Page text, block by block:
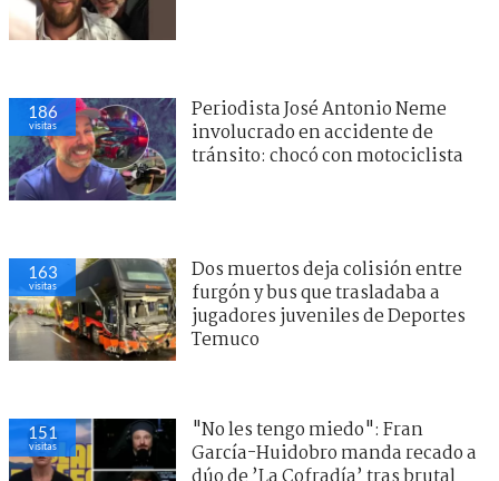
186
visitas
Periodista José Antonio Neme
involucrado en accidente de
tránsito: chocó con motociclista
163
visitas
Dos muertos deja colisión entre
furgón y bus que trasladaba a
jugadores juveniles de Deportes
Temuco
151
visitas
"No les tengo miedo": Fran
García-Huidobro manda recado a